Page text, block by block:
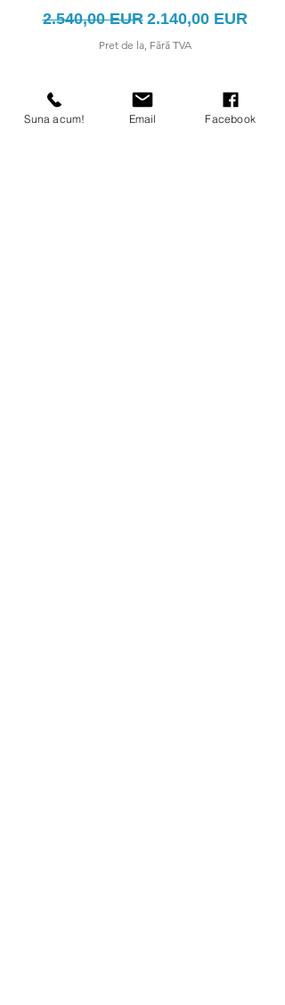
Preț normal
2.540,00 EUR Preț redus
2.140,00 EUR
Pret de la, Fără TVA
Suna acum! Email Facebook